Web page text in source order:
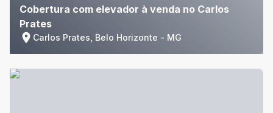
Cobertura com elevador à venda no Carlos
Prates
Carlos Prates, Belo Horizonte - MG